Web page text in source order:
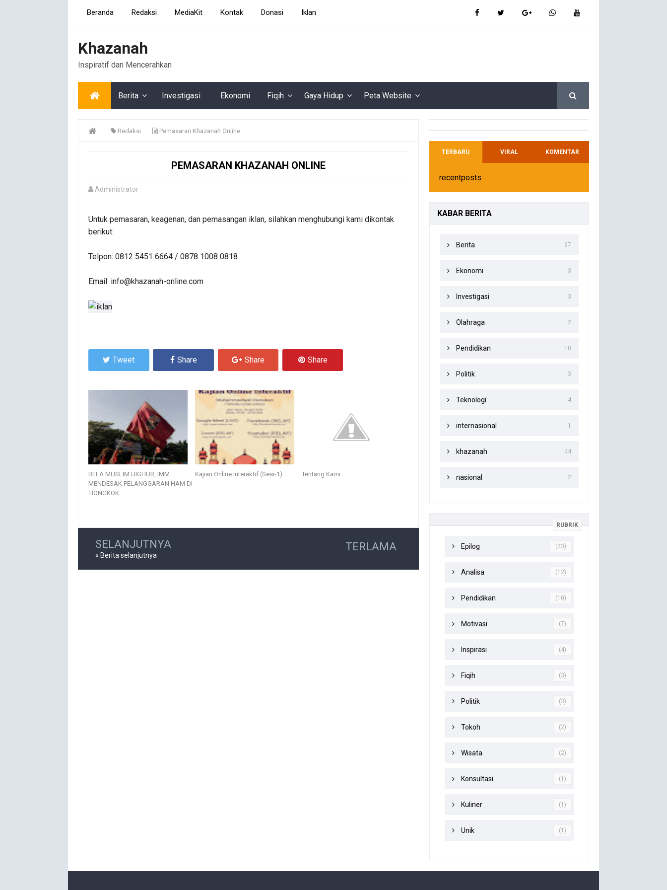
Beranda Redaksi MediaKit Kontak Donasi Iklan
Khazanah
Inspiratif dan Mencerahkan
Berita Investigasi Ekonomi Fiqih Gaya Hidup Peta Website
Redaksi Pemasaran Khazanah Online
PEMASARAN KHAZANAH ONLINE
Administrator
Untuk pemasaran, keagenan, dan pemasangan iklan, silahkan menghubungi kami dikontak
berikut:
Telpon: 0812 5451 6664 / 0878 1008 0818
Email: info@khazanah-online.com
Tweet Share Share Share
BELA MUSLIM UIGHUR, IMM
MENDESAK PELANGGARAN HAM DI
TIONGKOK
Kajian Online Interaktif (Sesi-1) Tentang Kami
SELANJUTNYA
« Berita selanjutnya
TERLAMA
TERBARU VIRAL KOMENTAR
recentposts
KABARBERITA
Berita 67
Ekonomi 3
Investigasi 3
Olahraga 2
Pendidikan 10
Politik 3
Teknologi 4
internasional 1
khazanah 44
nasional 2
RUBRIK
Epilog (23)
Analisa (12)
Pendidikan (10)
Motivasi (7)
Inspirasi (4)
Fiqih (3)
Politik (3)
Tokoh (2)
Wisata (2)
Konsultasi (1)
Kuliner (1)
Unik (1)